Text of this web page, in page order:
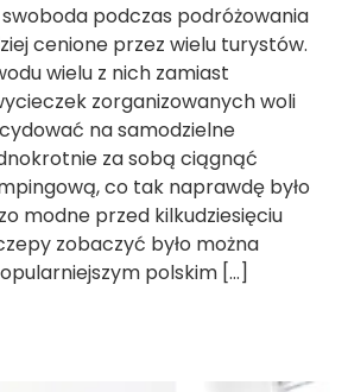
swoboda podczas podróżowania
cenione przez wielu turystów.
wielu z nich zamiast
zorganizowanych woli
na samodzielne
za sobą ciągnąć
co tak naprawdę było
modne przed kilkudziesięciu
zobaczyć było można
polskim […]